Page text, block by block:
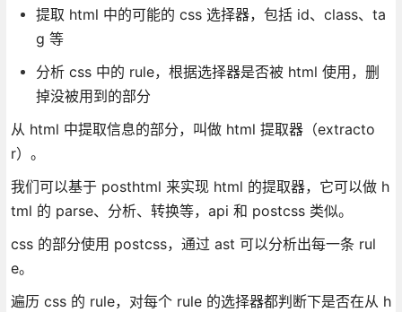
提取 html 中的可能的 css 选择器，包括 id、class、ta
g 等
分析 css 中的 rule，根据选择器是否被 html 使用，删
掉没被用到的部分
从 html 中提取信息的部分，叫做 html 提取器（extracto
r）。
我们可以基于 posthtml 来实现 html 的提取器，它可以做 h
tml 的 parse、分析、转换等，api 和 postcss 类似。
css 的部分使用 postcss，通过 ast 可以分析出每一条 rul
e。
遍历 css 的 rule，对每个 rule 的选择器都判断下是否在从 h